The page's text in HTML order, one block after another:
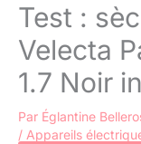
Test :
Velecta
1.7 Noir
Par Églantine
/ Appareils